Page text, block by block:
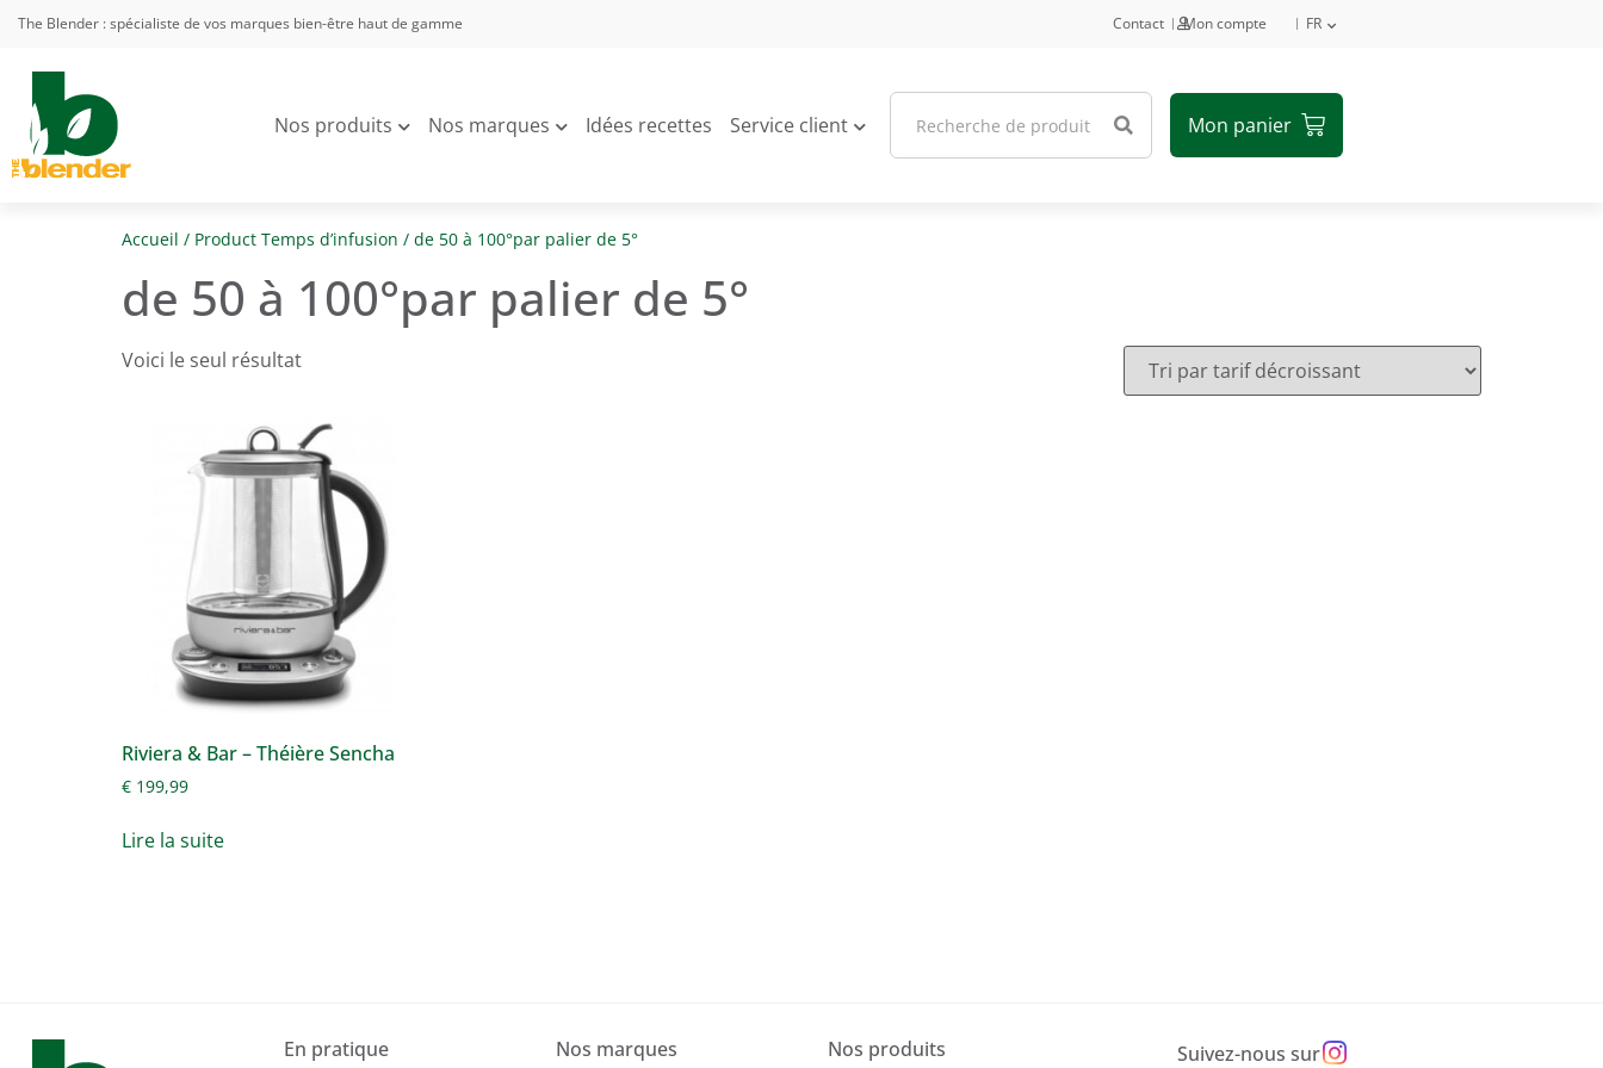
The Blender : spécialiste de vos marques bien-être haut de gamme Contact Mon compte FR
Nos produits Nos marques Idées recettes Service client
Accueil / Product Temps d’infusion / de 50 à 100°par palier de 5°
de 50 à 100°par palier de 5°
Voici le seul résultat
Riviera & Bar – Théière Sencha
€ 199,99
Lire la suite
En pratique Nos marques Nos produits Suivez-nous sur